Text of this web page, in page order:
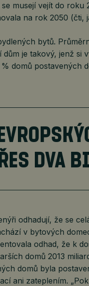
musejí vejít do roku
na rok 2050 (čti,
bytů.
je takový, jenž si
domů postavených
DVA
odhadují, že se
v bytových
odhad, že k
domů 2013
domů byla
ani zateplením.